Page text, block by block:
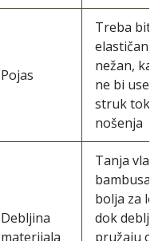
Pojas
Treba biti
elastičan,
nežan,
ne bi
struk
nošenja
Debljina
materijala
Tanja
bambusa
bolja za
dok deblja
pružaju